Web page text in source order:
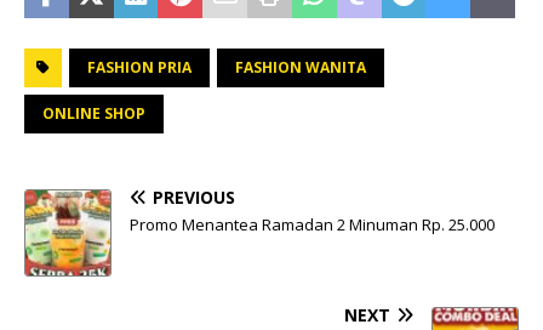
FASHION PRIA FASHION WANITA
ONLINE SHOP
PREVIOUS
Promo Menantea Ramadan 2 Minuman Rp. 25.000
NEXT